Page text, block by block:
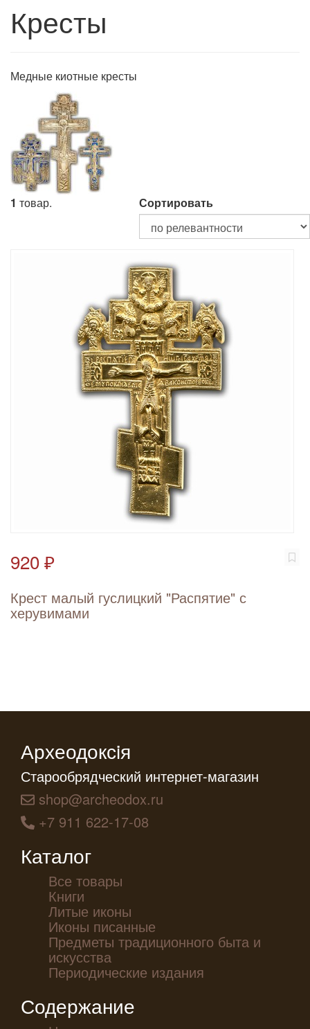
Кресты
Медные киотные кресты
1 товар. Сортировать
920 ₽
Крест малый гуслицкий "Распятие" с
херувимами
Археодоксiя
Старообрядческий интернет-магазин
shop@archeodox.ru
+7 911 622-17-08
Каталог
Все товары
Книги
Литые иконы
Иконы писанные
Предметы традиционного быта и
искусства
Периодические издания
Содержание